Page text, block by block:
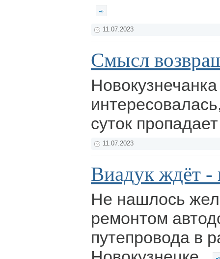
11.07.2023
Смысл
суток
11.07.2023
Виадук ждёт -
Не нашлось
ремонтом
путепровода в